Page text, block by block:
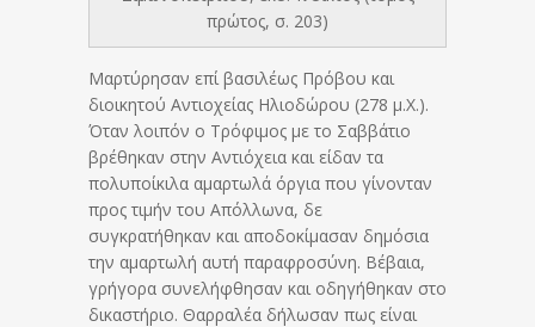
πρώτος, σ. 203)
Μαρτύρησαν επί βασιλέως Πρόβου και
διοικητού Αντιοχείας Ηλιοδώρου (278 μ.Χ.).
Όταν λοιπόν ο Τρόφιμος με το Σαββάτιο
βρέθηκαν στην Αντιόχεια και είδαν τα
πολυποίκιλα αμαρτωλά όργια που γίνονταν
προς τιμήν του Απόλλωνα, δε
συγκρατήθηκαν και αποδοκίμασαν δημόσια
την αμαρτωλή αυτή παραφροσύνη. Βέβαια,
γρήγορα συνελήφθησαν και οδηγήθηκαν στο
δικαστήριο. Θαρραλέα δήλωσαν πως είναι